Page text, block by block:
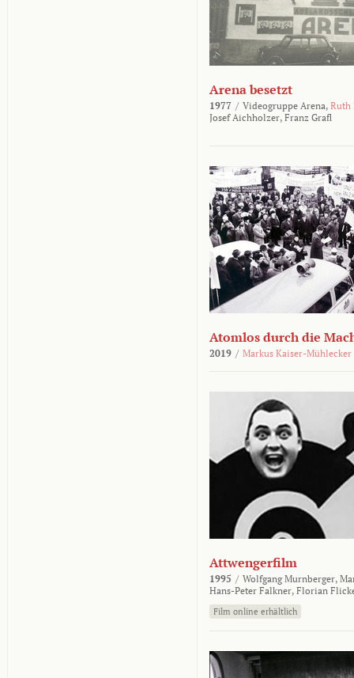
Arena besetzt
1977 / Videogruppe Arena, Ruth
Josef Aichholzer, Franz Grafl
Atomlos durch die
2019 / Markus Kaiser-Mühlecker
Attwengerfilm
1995 / Wolfgang Murnberger,
Hans-Peter Falkner, Florian
Film online erhältlich